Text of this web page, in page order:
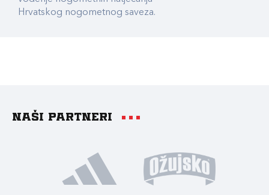
Hrvatskog nogometnog saveza.
Naši partneri